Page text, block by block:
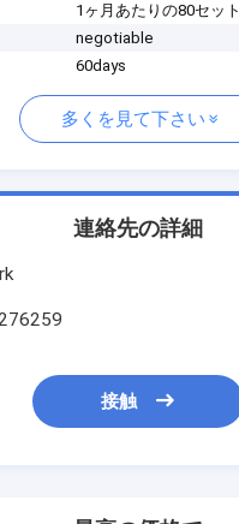
1ヶ月あたりの80セット
negotiable
60days
多くを見て下さい
連絡先の詳細
接触